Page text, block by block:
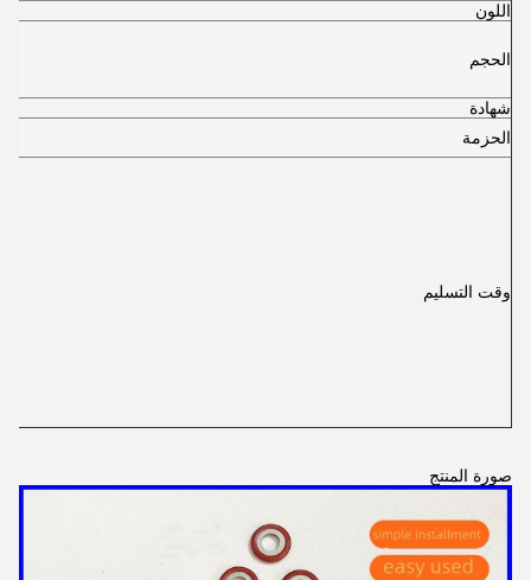
اللون
الحجم
شهادة
الحزمة
وقت التسليم
صورة المنتج